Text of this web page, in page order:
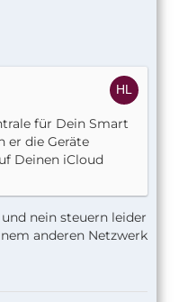
für Dein Smart
er die Geräte
Deinen iCloud
nein steuern leider
anderen Netzwerk